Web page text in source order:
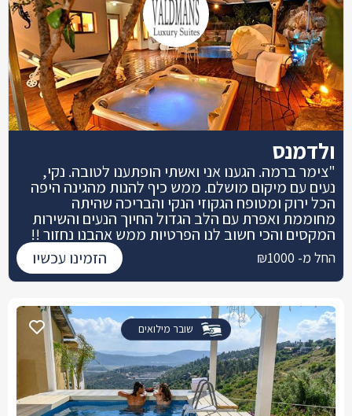
שובר מילואים
ולדמנס
"צימר ברמה. הגענו אני ואשתי הופתענו לטובה. נקי,
נעים עם מיקום מושלם. ממש כיף להנות מהגינה היפה
הכל ירוק ומטופח הגקוזי הנקי והבריכה שהיתה
מחוממת ואפרת עם הלב הגדול החיוך הנעים והשירות
המקסים והכי חשוב לנו הפרטיות ממש אהבנו נחזור !!
החל מ- ₪1000 הזמינו עכשיו